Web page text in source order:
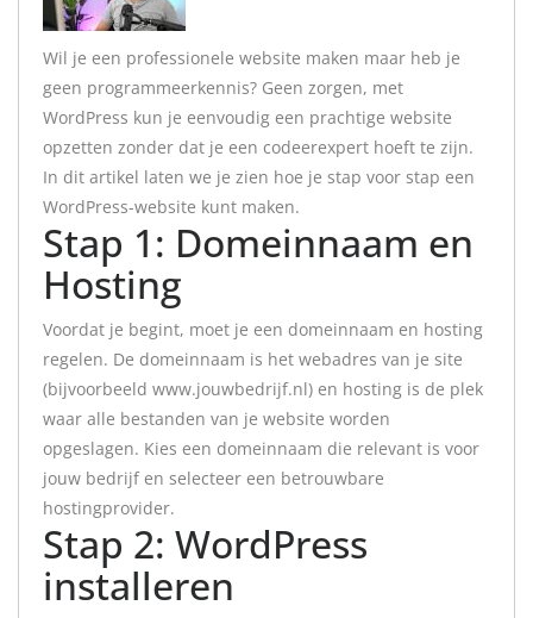
Wil je een professionele website maken maar heb je
geen programmeerkennis? Geen zorgen, met
WordPress kun je eenvoudig een prachtige website
opzetten zonder dat je een codeerexpert hoeft te zijn.
In dit artikel laten we je zien hoe je stap voor stap een
WordPress-website kunt maken.
Stap 1: Domeinnaam en
Hosting
Voordat je begint, moet je een domeinnaam en hosting
regelen. De domeinnaam is het webadres van je site
(bijvoorbeeld www.jouwbedrijf.nl) en hosting is de plek
waar alle bestanden van je website worden
opgeslagen. Kies een domeinnaam die relevant is voor
jouw bedrijf en selecteer een betrouwbare
hostingprovider.
Stap 2: WordPress
installeren